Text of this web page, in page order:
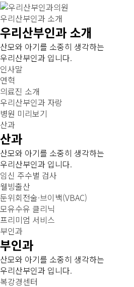
우리산부인과 소개
우리산부인과 소개
산모와 아기를 소중히 생각하는
우리산부인과 입니다.
인사말
연혁
의료진 소개
우리산부인과 자랑
병원 미리보기
산과
산과
산모와 아기를 소중히 생각하는
우리산부인과 입니다.
임신 주수별 검사
웰빙출산
둔위회전술·브이백(VBAC)
모유수유 클리닉
프리미엄 서비스
부인과
부인과
산모와 아기를 소중히 생각하는
우리산부인과 입니다.
복강경센터